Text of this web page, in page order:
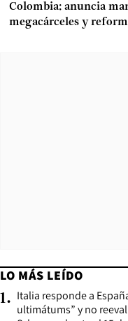
Colombia: anuncia
megacárceles y
LO MÁS LEÍDO
1. Italia responde a
ultimátums” y no